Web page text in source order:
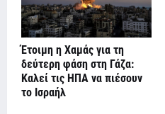
Έτοιμη η Χαμάς για τη
δεύτερη φάση στη Γάζα:
Καλεί τις ΗΠΑ να πιέσουν
το Ισραήλ